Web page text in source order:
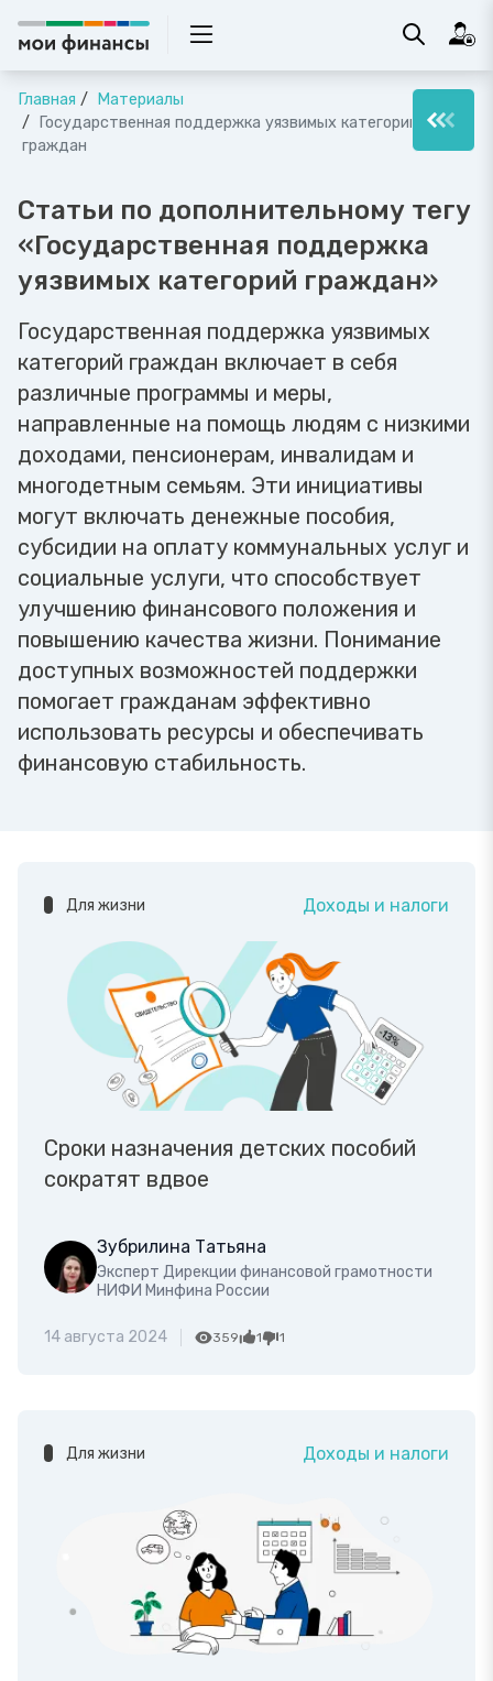
Главная
Материалы
Государственная поддержка уязвимых категорий
граждан
Статьи по дополнительному тегу
«Государственная поддержка
уязвимых категорий граждан»
Государственная поддержка уязвимых
категорий граждан включает в себя
различные программы и меры,
направленные на помощь людям с низкими
доходами, пенсионерам, инвалидам и
многодетным семьям. Эти инициативы
могут включать денежные пособия,
субсидии на оплату коммунальных услуг и
социальные услуги, что способствует
улучшению финансового положения и
повышению качества жизни. Понимание
доступных возможностей поддержки
помогает гражданам эффективно
использовать ресурсы и обеспечивать
финансовую стабильность.
Для жизни Доходы и налоги
Сроки назначения детских пособий
сократят вдвое
Зубрилина Татьяна
Эксперт Дирекции финансовой грамотности
НИФИ Минфина России
14 августа 2024 359 1 1
Для жизни Доходы и налоги